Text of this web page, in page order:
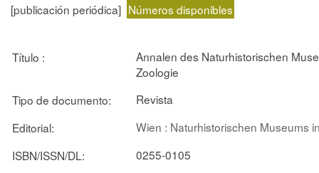
[publicación periódica] Números disponibles
Título :
Annalen des Naturhistorischen
Zoologie
Tipo de documento:
Revista
Editorial:
Wien : Naturhistorischen Museums
ISBN/ISSN/DL:
0255-0105